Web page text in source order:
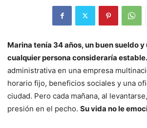
Marina tenía 34 años, un buen sueldo y
cualquier persona consideraría estable.
administrativa en una empresa
horario fijo, beneficios sociales y una
ciudad. Pero cada mañana, al
presión en el pecho. Su vida no le